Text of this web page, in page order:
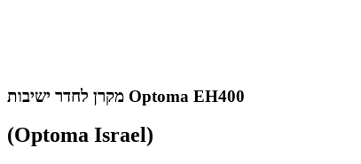
מקרן לחדר ישיבות Optoma EH400
(Optoma Israel)